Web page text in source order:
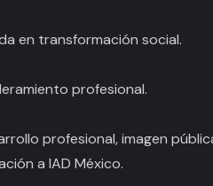
en transformación social.
profesional.
profesional, imagen
a IAD México.